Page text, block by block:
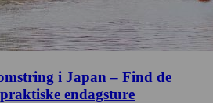
i Japan – Find de
endagsture